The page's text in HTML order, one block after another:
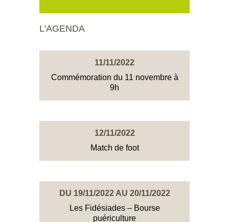
L'AGENDA
11/11/2022
Commémoration du 11 novembre à
9h
12/11/2022
Match de foot
DU 19/11/2022 AU 20/11/2022
Les Fidésiades – Bourse
puériculture